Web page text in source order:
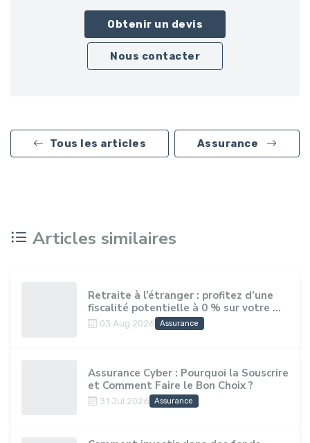
Obtenir un devis
Nous contacter
Tous les articles Assurance
Articles similaires
Retraite à l’étranger : profitez d’une
fiscalité potentielle à 0 % sur votre ...
03 Aug 2026 Assurance
Assurance Cyber : Pourquoi la Souscrire
et Comment Faire le Bon Choix ?
31 Jul 2026 Assurance